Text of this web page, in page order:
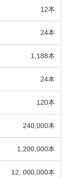
12本
24本
1,188本
24本
120本
240,000本
1,200,000本
12, 000,000本